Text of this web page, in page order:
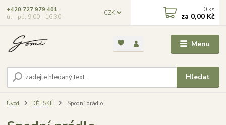
Menu
CZK
Hledat
+420 727 979 401
út - pá, 9:00 - 16:30
0 ks
za 0,00 Kč
Úvod DĚTSKÉ Spodní prádlo